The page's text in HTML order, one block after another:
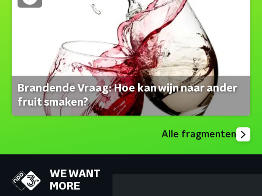
Brandende Vraag: Hoe kan wijn naar ander
fruit smaken?
Alle fragmenten
WE WANT
MORE